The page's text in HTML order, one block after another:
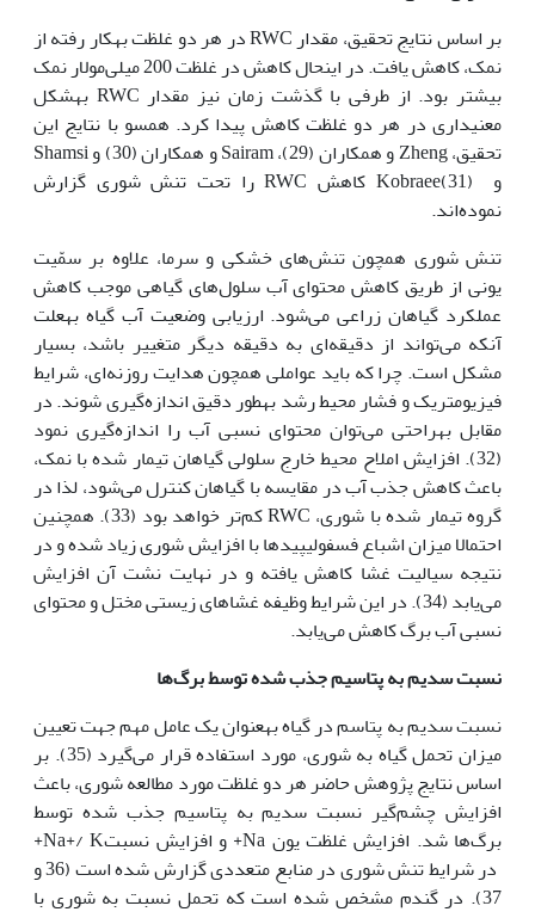
بر اساس نتایج تحقیق، مقدار RWC در هر دو غلظت به‏کار رفته از
نمک، کاهش یافت. در این‏حال کاهش در غلظت 200 میلی‌مولار نمک
بیشتر بود. از طرفی با گذشت زمان نیز مقدار RWC به‏شکل
معنی‏داری در هر دو غلظت کاهش پیدا کرد. هم‏سو با نتایج این
تحقیق، Zheng و همکاران (29)، Sairam و همکاران (30) و Shamsi
و Kobraee(31) کاهش RWC را تحت تنش شوری گزارش
نموده‌اند.
تنش شوری همچون تنش‌های خشکی و سرما، علاوه بر سمّیت
یونی از طریق کاهش محتوای آب سلول‌های گیاهی موجب کاهش
عملکرد گیاهان زراعی می‌شود. ارزیابی وضعیت آب گیاه به‏علت
آنکه می‌تواند از دقیقه‌ای به دقیقه دیگر متغییر باشد، بسیار
مشکل است. چرا که باید عواملی همچون هدایت روزنه‌ای، شرایط
فیزیومتریک و فشار محیط رشد به‏طور دقیق اندازه‌گیری شوند. در
مقابل به‏راحتی می‌توان محتوای نسبی آب را اندازه‌گیری نمود
(32). افزایش املاح محیط خارج سلولی گیاهان تیمار شده با نمک،
باعث کاهش جذب آب در مقایسه با گیاهان کنترل می‌شود، لذا در
گروه تیمار شده با شوری، RWC کم‌تر خواهد بود (33). همچنین
احتمالا میزان اشباع فسفولیپیدها با افزایش شوری زیاد شده و در
نتیجه سیالیت غشا کاهش یافته و در نهایت نشت آن افزایش
می‌یابد (34). در این شرایط وظیفه غشاهای زیستی مختل و محتوای
نسبی آب برگ کاهش می‌یابد.
نسبت سدیم به پتاسیم جذب شده توسط برگ‌ها
نسبت سدیم به پتاسم در گیاه به‏عنوان یک عامل مهم جهت تعیین
میزان تحمل گیاه به شوری، مورد استفاده قرار می‌گیرد (35). بر
اساس نتایج پژوهش حاضر هر دو غلظت مورد مطالعه شوری، باعث
افزایش چشم‌گیر نسبت سدیم به پتاسیم جذب شده توسط
برگ‌ها شد. افزایش غلظت یون Na+ و افزایش نسبتNa+/ K+
در شرایط تنش شوری در منابع متعددی گزارش شده است (36 و
37). در گندم مشخص شده است که تحمل نسبت به شوری با